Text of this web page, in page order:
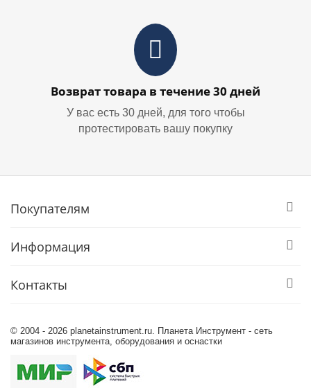
Возврат товара в течение 30 дней
У вас есть 30 дней, для того чтобы
протестировать вашу покупку
Покупателям
Информация
Контакты
© 2004 - 2026 planetainstrument.ru. Планета Инструмент - сеть
магазинов инструмента, оборудования и оснастки